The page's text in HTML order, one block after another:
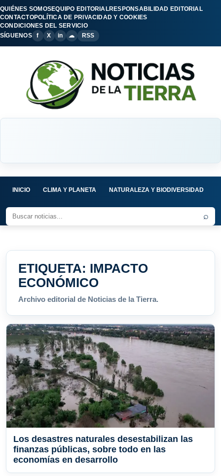
QUIÉNES SOMOSEQUIPO EDITORIALRESPONSABILIDAD EDITORIAL
CONTACTOPOLÍTICA DE PRIVACIDAD Y COOKIES
CONDICIONES DEL SERVICIO
SÍGUENOS
f X in ☁ RSS
INICIO CLIMA Y PLANETA NATURALEZA Y BIODIVERSIDAD
⌕
ETIQUETA: IMPACTO
ECONÓMICO
Archivo editorial de Noticias de la Tierra.
Los desastres naturales desestabilizan las
finanzas públicas, sobre todo en las
economías en desarrollo